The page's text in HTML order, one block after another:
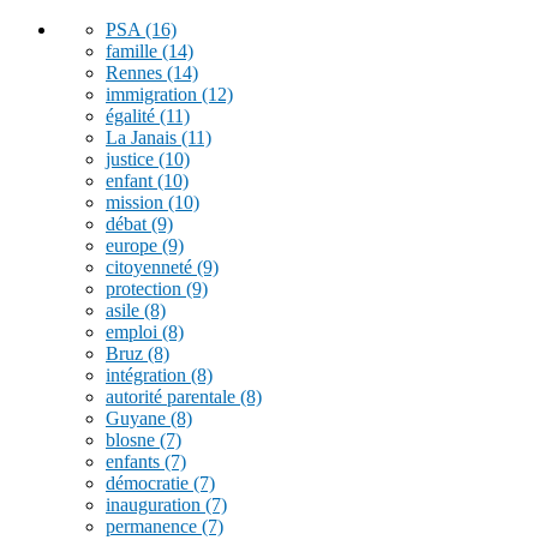
PSA (16)
famille (14)
Rennes (14)
immigration (12)
égalité (11)
La Janais (11)
justice (10)
enfant (10)
mission (10)
débat (9)
europe (9)
citoyenneté (9)
protection (9)
asile (8)
emploi (8)
Bruz (8)
intégration (8)
autorité parentale (8)
Guyane (8)
blosne (7)
enfants (7)
démocratie (7)
inauguration (7)
permanence (7)